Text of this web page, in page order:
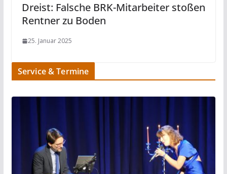
Dreist: Falsche BRK-Mitarbeiter stoßen
Rentner zu Boden
25. Januar 2025
Service & Termine